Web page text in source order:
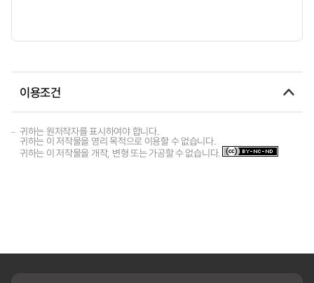
이용조건
귀하는 원저작자를 표시하여야 합니다.
귀하는 이 저작물을 영리 목적으로 이용할 수 없습니다.
귀하는 이 저작물을 개작, 변형 또는 가공할 수 없습니다.